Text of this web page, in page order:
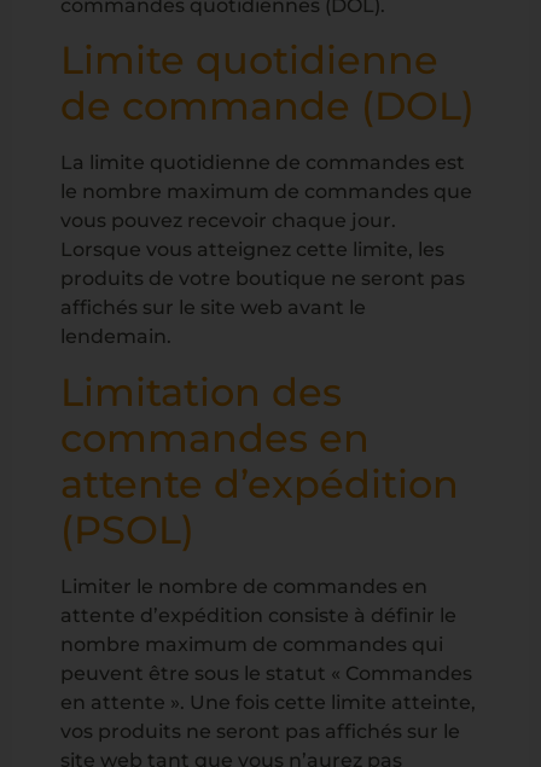
commandes quotidiennes (DOL).
Limite quotidienne
de commande (DOL)
La limite quotidienne de commandes est
le nombre maximum de commandes que
vous pouvez recevoir chaque jour.
Lorsque vous atteignez cette limite, les
produits de votre boutique ne seront pas
affichés sur le site web avant le
lendemain.
Limitation des
commandes en
attente d’expédition
(PSOL)
Limiter le nombre de commandes en
attente d’expédition consiste à définir le
nombre maximum de commandes qui
peuvent être sous le statut « Commandes
en attente ». Une fois cette limite atteinte,
vos produits ne seront pas affichés sur le
site web tant que vous n’aurez pas